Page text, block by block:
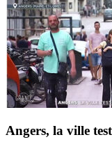
Angers, la ville